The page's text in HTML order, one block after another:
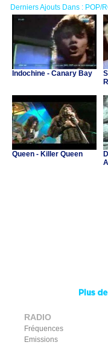
Derniers Ajouts Dans : POP/
Indochine - Canary Bay
Queen - Killer Queen
RADIO
Fréquences
Emissions